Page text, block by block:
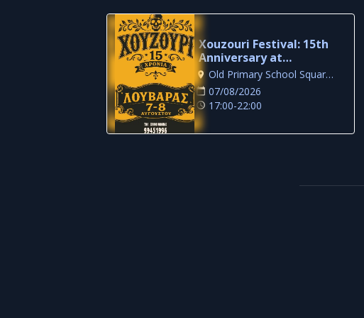
Xouzouri Festival: 15th
Anniversary at
Louvaras Village
Old Primary School Square, Louvaras
07/08/2026
17:00-22:00